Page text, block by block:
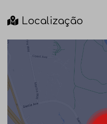
Localização